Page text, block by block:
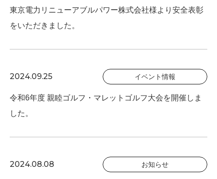
東京電力リニューアブルパワー株式会社様より安全表彰
をいただきました。
2024.09.25 イベント情報
令和6年度 親睦ゴルフ・マレットゴルフ大会を開催しま
した。
2024.08.08 お知らせ